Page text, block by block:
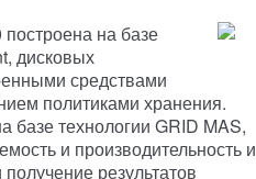
на базе
дисковых
средствами
политиками хранения.
базе технологии GRID MAS,
и производительность и
результатов